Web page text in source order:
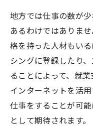
地方では仕事の数が
あるわけではありま
格を持った人材もい
シングに登録したり
ることによって、就業
インターネットを活
仕事をすることが可
として期待されます。